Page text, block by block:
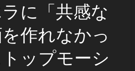
に「共感な
作れなかっ
ップモーシ